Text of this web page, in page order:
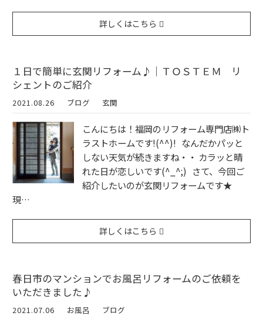
詳しくはこちら
１日で簡単に玄関リフォーム♪｜ＴＯＳＴＥＭ リ
シェントのご紹介
2021.08.26 ブログ 玄関
こんにちは！福岡のリフォーム専門店㈱ト
ラストホームです!(^^)! なんだかパッと
しない天気が続きますね・・ カラッと晴
れた日が恋しいです(^_^;) さて、今回ご
紹介したいのが玄関リフォームです★
現…
詳しくはこちら
春日市のマンションでお風呂リフォームのご依頼を
いただきました♪
2021.07.06 お風呂 ブログ